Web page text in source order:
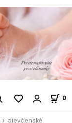
0
dievčenské